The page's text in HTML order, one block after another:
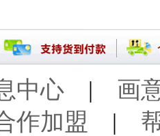
中心 | 画
作加盟 |